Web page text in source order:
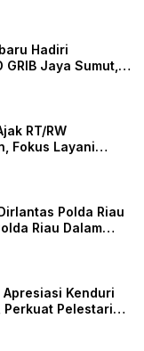
Hadiri
GRIB Jaya Sumut,
RT/RW
Fokus Layani
Polda Riau
Riau Dalam
Apresiasi Kenduri
Pelestarian